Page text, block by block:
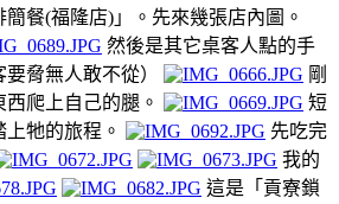
餐(福隆店)」。先來幾張店內圖。
然後是其它桌客人點的手
脅無人敢不從）
剛
爬上自己的腿。
短
牠的旅程。
先吃完
我的
這是「貢寮鎖